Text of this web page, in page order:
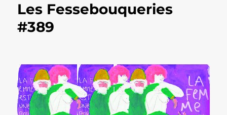
Les Fessebouqueries
#389